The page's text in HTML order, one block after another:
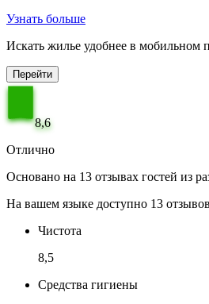
Узнать больше
Искать жилье удобнее в мобильном
Перейти
8,6
Отлично
Основано на 13 отзывах гостей из
На вашем языке доступно 13 отзывов
Чистота
8,5
Средства гигиены